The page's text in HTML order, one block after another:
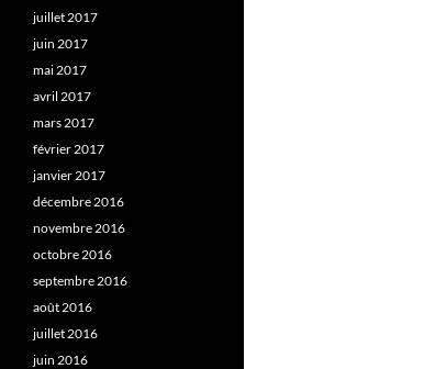
juillet 2017
juin 2017
mai 2017
avril 2017
mars 2017
février 2017
janvier 2017
décembre 2016
novembre 2016
octobre 2016
septembre 2016
août 2016
juillet 2016
juin 2016